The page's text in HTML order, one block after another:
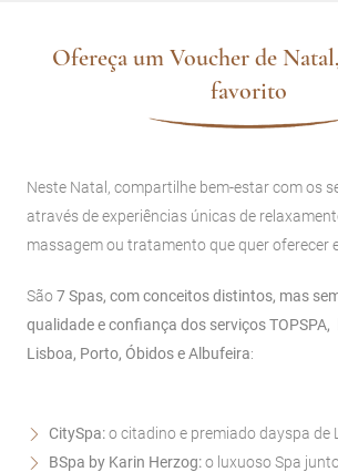
Ofereça um Voucher de
favorito
Neste Natal, compartilhe bem-estar com os
através de experiências únicas de
massagem ou tratamento que quer oferecer e
São 7 Spas, com conceitos distintos, mas
qualidade e confiança dos serviços
Lisboa, Porto, Óbidos e Albufeira:
CitySpa:o citadino e premiado dayspa de
BSpa by Karin Herzog:o luxuoso Spa